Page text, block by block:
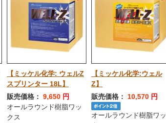
【ミッケル化学: ウェルZ
スプリンター 18L】
販売価格： 9,650 円
オールラウンド樹脂ワッ
クス
【ミッケル化学:ウェル
Z】
販売価格：
10,570 円
オールラウンド樹脂ワッ